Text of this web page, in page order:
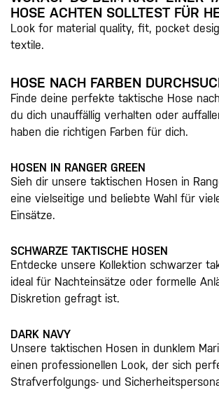
HOSE ACHTEN SOLLTEST FÜR
Look for material quality, fit, pocket
textile.
HOSE NACH FARBEN
Finde deine perfekte taktische Hose
du dich unauffällig verhalten oder
haben die richtigen Farben für dich.
HOSEN IN RANGER GREEN
Sieh dir unsere taktischen Hosen in
eine vielseitige und beliebte Wahl für
Einsätze.
SCHWARZE TAKTISCHE HOSEN
Entdecke unsere Kollektion schwarzer
ideal für Nachteinsätze oder formelle
Diskretion gefragt ist.
DARK NAVY
Unsere taktischen Hosen in dunklem
einen professionellen Look, der sich
Strafverfolgungs- und